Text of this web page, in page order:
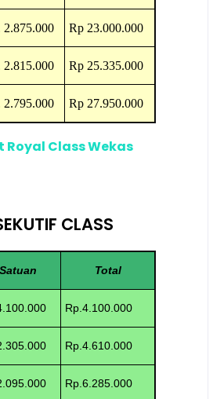
2.875.000 Rp 23.000.000
2.815.000 Rp 25.335.000
2.795.000 Rp 27.950.000
Royal Class Wekas
CLASS
Satuan Total
Rp.4.100.000
Rp.4.610.000
Rp.6.285.000